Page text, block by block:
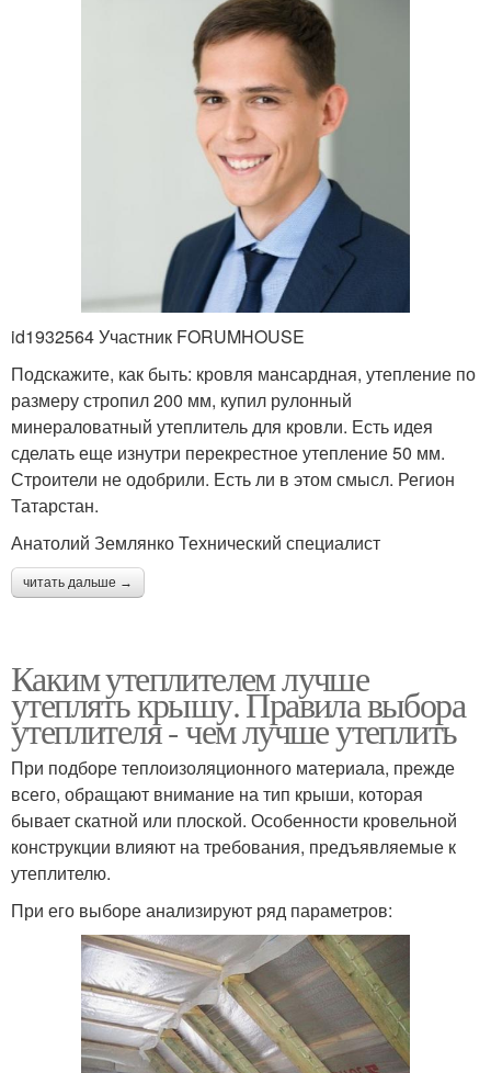
id1932564 Участник FORUMHOUSE
Подскажите, как быть: кровля мансардная, утепление по
размеру стропил 200 мм, купил рулонный
минераловатный утеплитель для кровли. Есть идея
сделать еще изнутри перекрестное утепление 50 мм.
Строители не одобрили. Есть ли в этом смысл. Регион
Татарстан.
Анатолий Землянко Технический специалист
читать дальше →
Каким утеплителем лучше
утеплять крышу. Правила выбора
утеплителя - чем лучше утеплить
При подборе теплоизоляционного материала, прежде
всего, обращают внимание на тип крыши, которая
бывает скатной или плоской. Особенности кровельной
конструкции влияют на требования, предъявляемые к
утеплителю.
При его выборе анализируют ряд параметров: